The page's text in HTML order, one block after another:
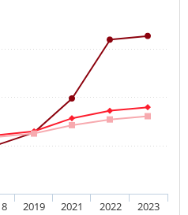
2019 2021 2022 2023